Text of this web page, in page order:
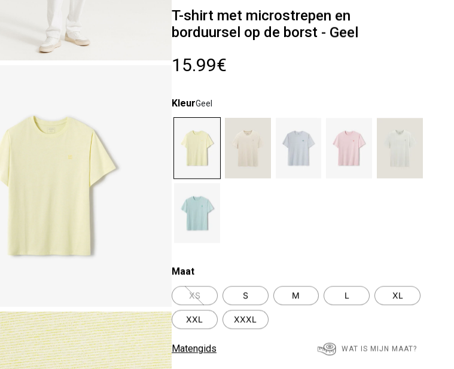
T-shirt met microstrepen en
borduursel op de borst - Geel
15.99€
KleurGeel
Maat
XS S M L XL
XXL XXXL
Matengids WAT IS MIJN MAAT?